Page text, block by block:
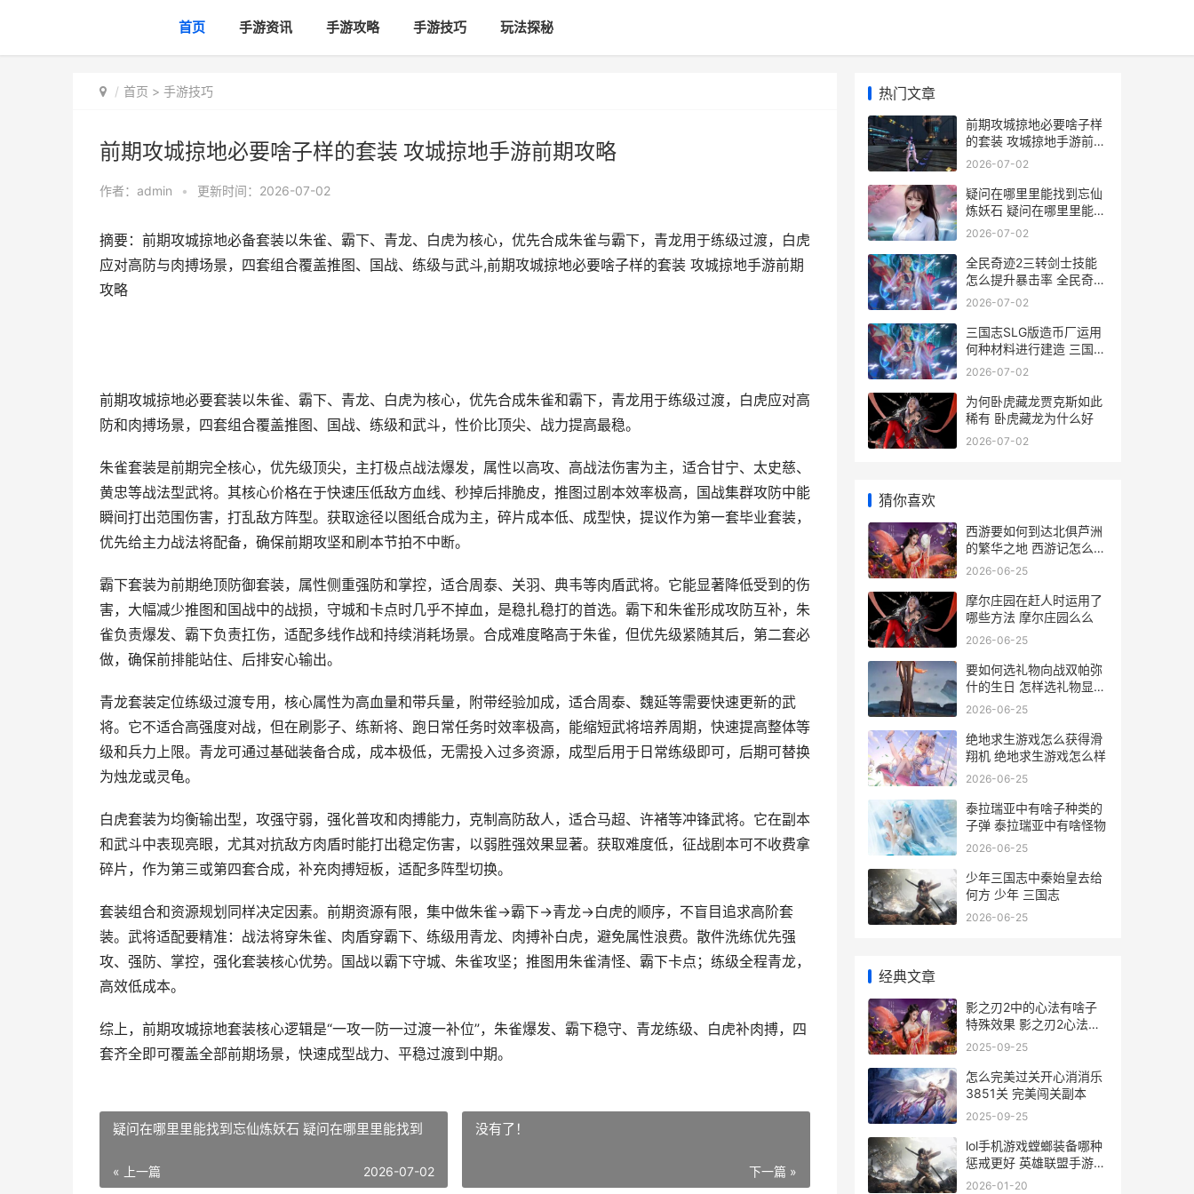
首页 手游资讯 手游攻略 手游技巧 玩法探秘
首页 > 手游技巧
前期攻城掠地必要啥子样的套装 攻城掠地手游前期攻略
作者： admin • 更新时间：2026-07-02
摘要：前期攻城掠地必备套装以朱雀、霸下、青龙、白虎为核心，优先合成朱雀与霸下，青龙用于练级过渡，白虎
应对高防与肉搏场景，四套组合覆盖推图、国战、练级与武斗,前期攻城掠地必要啥子样的套装 攻城掠地手游前期
攻略
前期攻城掠地必要套装以朱雀、霸下、青龙、白虎为核心，优先合成朱雀和霸下，青龙用于练级过渡，白虎应对高
防和肉搏场景，四套组合覆盖推图、国战、练级和武斗，性价比顶尖、战力提高最稳。
朱雀套装是前期完全核心，优先级顶尖，主打极点战法爆发，属性以高攻、高战法伤害为主，适合甘宁、太史慈、
黄忠等战法型武将。其核心价格在于快速压低敌方血线、秒掉后排脆皮，推图过剧本效率极高，国战集群攻防中能
瞬间打出范围伤害，打乱敌方阵型。获取途径以图纸合成为主，碎片成本低、成型快，提议作为第一套毕业套装，
优先给主力战法将配备，确保前期攻坚和刷本节拍不中断。
霸下套装为前期绝顶防御套装，属性侧重强防和掌控，适合周泰、关羽、典韦等肉盾武将。它能显著降低受到的伤
害，大幅减少推图和国战中的战损，守城和卡点时几乎不掉血，是稳扎稳打的首选。霸下和朱雀形成攻防互补，朱
雀负责爆发、霸下负责扛伤，适配多线作战和持续消耗场景。合成难度略高于朱雀，但优先级紧随其后，第二套必
做，确保前排能站住、后排安心输出。
青龙套装定位练级过渡专用，核心属性为高血量和带兵量，附带经验加成，适合周泰、魏延等需要快速更新的武
将。它不适合高强度对战，但在刷影子、练新将、跑日常任务时效率极高，能缩短武将培养周期，快速提高整体等
级和兵力上限。青龙可通过基础装备合成，成本极低，无需投入过多资源，成型后用于日常练级即可，后期可替换
为烛龙或灵龟。
白虎套装为均衡输出型，攻强守弱，强化普攻和肉搏能力，克制高防敌人，适合马超、许褚等冲锋武将。它在副本
和武斗中表现亮眼，尤其对抗敌方肉盾时能打出稳定伤害，以弱胜强效果显著。获取难度低，征战剧本可不收费拿
碎片，作为第三或第四套合成，补充肉搏短板，适配多阵型切换。
套装组合和资源规划同样决定因素。前期资源有限，集中做朱雀→霸下→青龙→白虎的顺序，不盲目追求高阶套
装。武将适配要精准：战法将穿朱雀、肉盾穿霸下、练级用青龙、肉搏补白虎，避免属性浪费。散件洗练优先强
攻、强防、掌控，强化套装核心优势。国战以霸下守城、朱雀攻坚；推图用朱雀清怪、霸下卡点；练级全程青龙，
高效低成本。
综上，前期攻城掠地套装核心逻辑是“一攻一防一过渡一补位”，朱雀爆发、霸下稳守、青龙练级、白虎补肉搏，四
套齐全即可覆盖全部前期场景，快速成型战力、平稳过渡到中期。
疑问在哪里里能找到忘仙炼妖石 疑问在哪里里能找到
« 上一篇 2026-07-02
没有了！
下一篇 »
热门文章
前期攻城掠地必要啥子样
的套装 攻城掠地手游前期
攻略
2026-07-02
疑问在哪里里能找到忘仙
炼妖石 疑问在哪里里能找
到
2026-07-02
全民奇迹2三转剑士技能
怎么提升暴击率 全民奇迹
2三转经验
2026-07-02
三国志SLG版造币厂运用
何种材料进行建造 三国志
造币厂升级划算吗
2026-07-02
为何卧虎藏龙贾克斯如此
稀有 卧虎藏龙为什么好
2026-07-02
猜你喜欢
西游要如何到达北俱芦洲
的繁华之地 西游记怎么遁
入幻境
2026-06-25
摩尔庄园在赶人时运用了
哪些方法 摩尔庄园么么
2026-06-25
要如何选礼物向战双帕弥
什的生日 怎样选礼物显得
有心
2026-06-25
绝地求生游戏怎么获得滑
翔机 绝地求生游戏怎么样
2026-06-25
泰拉瑞亚中有啥子种类的
子弹 泰拉瑞亚中有啥怪物
2026-06-25
少年三国志中秦始皇去给
何方 少年 三国志
2026-06-25
经典文章
影之刃2中的心法有啥子
特殊效果 影之刃2心法图
鉴
2025-09-25
怎么完美过关开心消消乐
3851关 完美闯关副本
2025-09-25
lol手机游戏螳螂装备哪种
惩戒更好 英雄联盟手游螳
螂打法和技巧
2026-01-20